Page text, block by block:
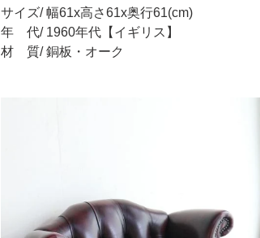
サイズ/ 幅61x高さ61x奥行61(cm)
年 代/ 1960年代【イギリス】
材 質/ 銅板・オーク